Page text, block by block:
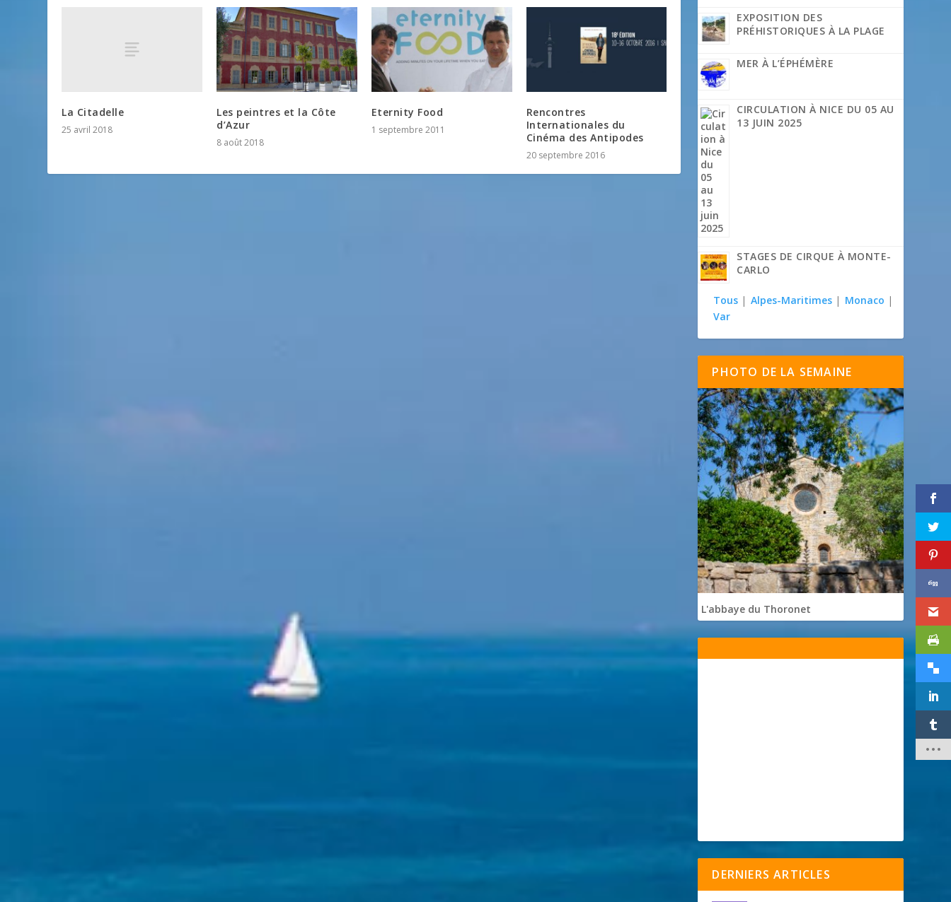
La Citadelle
25 avril 2018
Les peintres et la Côte
d’Azur
8 août 2018
Eternity Food
1 septembre 2011
Rencontres
Internationales du
Cinéma des Antipodes
20 septembre 2016
EXPOSITION DES
PRÉHISTORIQUES À LA PLAGE
MER À L’ÉPHÉMÈRE
CIRCULATION À NICE DU 05 AU
13 JUIN 2025
STAGES DE CIRQUE À MONTE-
CARLO
Tous | Alpes-Maritimes | Monaco |
Var
PHOTO DE LA SEMAINE
L'abbaye du Thoronet
DERNIERS ARTICLES